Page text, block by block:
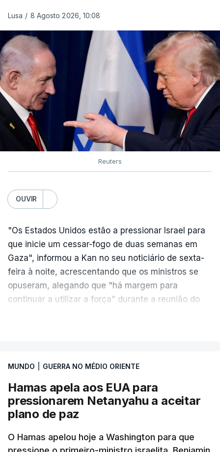
Lusa / 8 Agosto 2026, 10:08
Reuters
OUVIR
"Os Estados Unidos estão a pressionar Israel para
que inicie um cessar-fogo de duas semanas em
Gaza", informou a Kan no seu noticiário de sexta-
feira à noite, acrescentando que os ministros se
opuseram, alegando que "há margem para
continuar a utilizar a força" durante a reunião do
aplicação do plano de desarmamento do Hamas.
Além disso, o correspondente do canal de
televisão israelita i24News, que também teve
acesso às deliberações do Gabinete, recordou na
autorização formal de Israel para a entrada em
MUNDO GUERRA NO MÉDIO ORIENTE
Hamas apela aos EUA para
pressionarem Netanyahu a aceitar
plano de paz
O Hamas apelou hoje a Washington para que